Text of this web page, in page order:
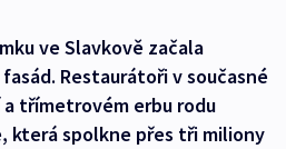
ve Slavkově začala
Restaurátoři v současné
třímetrovém erbu rodu
která spolkne přes tři miliony